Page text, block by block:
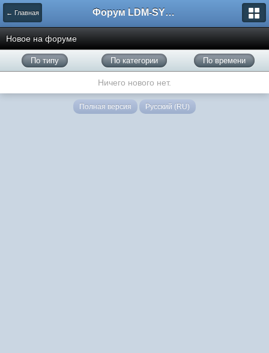
← Главная Форум LDM-SYSTEMS
Новое на форуме
По типу По категории По времени
Ничего нового нет.
Полная версия Русский (RU)